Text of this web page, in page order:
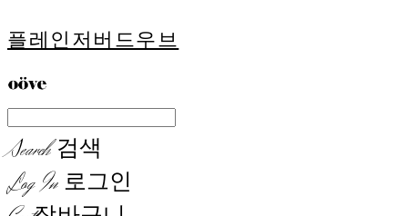
플레인저버드우브
Search검색
Log In 로그인